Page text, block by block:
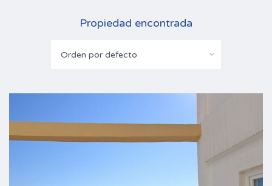
Propiedad encontrada
Orden por defecto